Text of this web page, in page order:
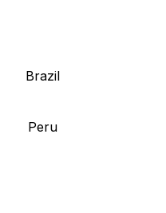
Brazil
Peru